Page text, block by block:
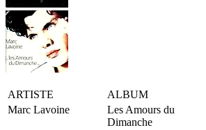
ARTISTE ALBUM
Marc Lavoine
Les Amours du
Dimanche